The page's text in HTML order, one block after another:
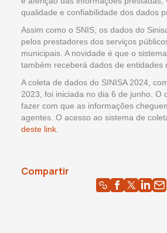
qualidade e confiabilidade dos dados
Assim como o SNIS, os dados do
pelos prestadores dos serviços
municipais. A novidade é que o
também receberá dados de entidades
A coleta de dados do SINISA 2024,
2023, foi iniciada no dia 6 de junho. O
fazer com que as informações
agentes. O acesso ao sistema de
deste link
Compartir